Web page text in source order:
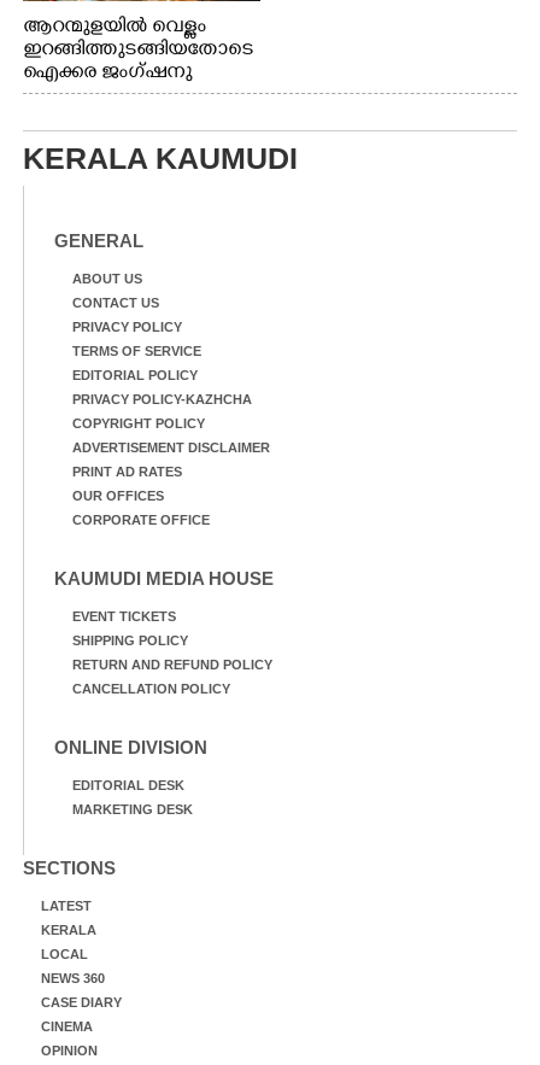
ആറന്മുളയിൽ വെള്ളം
ഇറങ്ങിത്തുടങ്ങിയതോടെ
ഐക്കര ജംഗ്ഷനു
സമീപം ആറന്മുള
ആറന്മുള തട്ടുകട കഴുകി
വൃത്തിയാക്കുന്നു.
ഇറങ്ങിപ്പോൾ
കാഴ്ച.രക്ഷാപ്രവർത്തന
ത്തിന് ഓച്ചിറ അഴിക്കലിൽ
KERALA KAUMUDI
GENERAL
ABOUT US
CONTACT US
PRIVACY POLICY
TERMS OF SERVICE
EDITORIAL POLICY
PRIVACY POLICY-KAZHCHA
COPYRIGHT POLICY
ADVERTISEMENT DISCLAIMER
PRINT AD RATES
OUR OFFICES
CORPORATE OFFICE
KAUMUDI MEDIA HOUSE
EVENT TICKETS
SHIPPING POLICY
RETURN AND REFUND POLICY
CANCELLATION POLICY
ONLINE DIVISION
EDITORIAL DESK
MARKETING DESK
SECTIONS
LATEST
KERALA
LOCAL
NEWS 360
CASE DIARY
CINEMA
OPINION